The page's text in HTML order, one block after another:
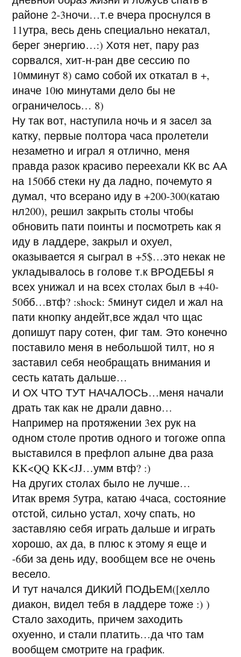
районе 2-3ночи…т.е вчера проснулся в
11утра, весь день специально некатал,
берег энергию…:) Хотя нет, пару раз
сорвался, хит-н-ран две сессию по
10мминут 8) само собой их откатал в +,
иначе 10ю минутами дело бы не
ограничелось… 8)
Ну так вот, наступила ночь и я засел за
катку, первые полтора часа пролетели
незаметно и играл я отлично, меня
правда разок красиво переехали КК вс АА
на 150бб стеки ну да ладно, почемуто я
думал, что всерано иду в +200-300(катаю
нл200), решил закрыть столы чтобы
обновить пати поинты и посмотреть как я
иду в ладдере, закрыл и охуел,
оказывается я сыграл в +5$…это некак не
укладывалось в голове т.к ВРОДЕБЫ я
всех унижал и на всех столах был в +40-
50бб…втф? :shock: 5минут сидел и жал на
пати кнопку андейт,все ждал что щас
допишут пару сотен, фиг там. Это конечно
поставило меня в небольшой тилт, но я
заставил себя необращать внимания и
сесть катать дальше…
И ОХ ЧТО ТУТ НАЧАЛОСЬ…меня начали
драть так как не драли давно…
Например на протяжении 3ех рук на
одном столе против одного и тогоже оппа
выставился в префлоп алыне два раза
KK<QQ KK<JJ…умм втф? :)
На других столах было не лучше…
Итак время 5утра, катаю 4часа, состояние
отстой, сильно устал, хочу спать, но
заставляю себя играть дальше и играть
хорошо, ах да, в плюс к этому я еще и
-6би за день иду, вообщем все не очень
весело.
И тут начался ДИКИЙ ПОДЬЕМ([хелло
диакон, видел тебя в ладдере тоже :) )
Стало заходить, причем заходить
охуенно, и стали платить…да что там
вообщем смотрите на график.